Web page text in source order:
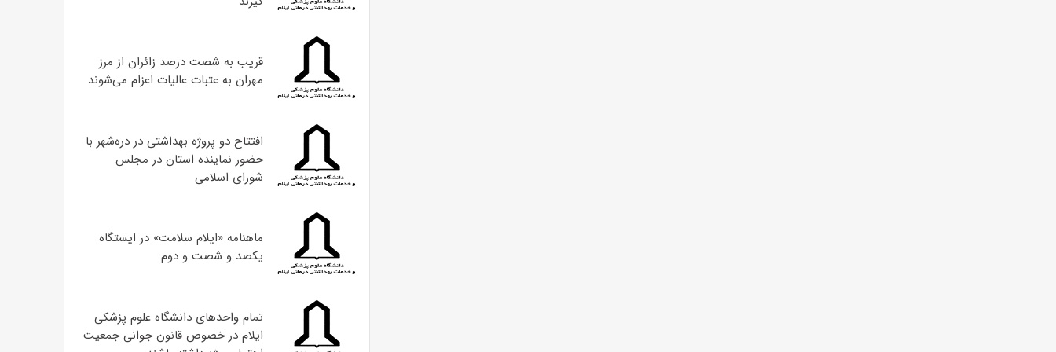
قریب به شصت درصد زائران از مرز
مهران به عتبات عالیات اعزام می‌شوند
افتتاح دو پروژه بهداشتی در دره‌شهر با
حضور نماینده استان در مجلس
شورای اسلامی
ماهنامه «ایلام سلامت» در ایستگاه
یکصد و شصت و دوم
تمام واحدهای دانشگاه علوم پزشکی
ایلام در خصوص قانون جوانی جمعیت